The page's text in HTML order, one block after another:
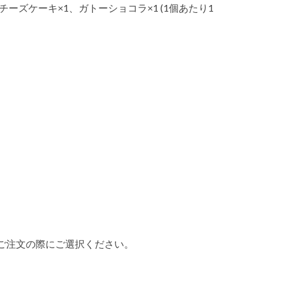
ーズケーキ×1、ガトーショコラ×1 (1個あたり1
文の際にご選択ください。